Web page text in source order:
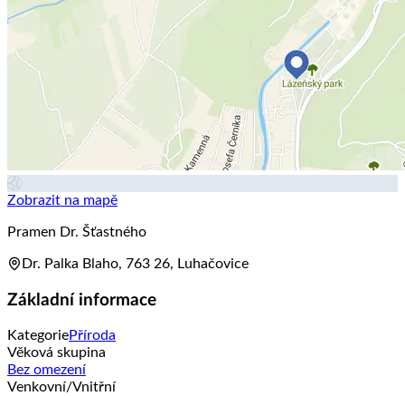
Zobrazit na mapě
Pramen Dr. Šťastného
Dr. Palka Blaho, 763 26, Luhačovice
Základní informace
KategoriePříroda
Věková skupina
Bez omezení
Venkovní/Vnitřní